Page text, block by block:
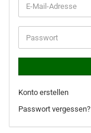
E-
Mail-
Adresse
Konto erstellen
Passwort vergessen?